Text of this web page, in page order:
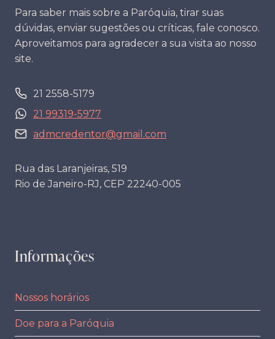
Para saber mais sobre a Paróquia, tirar suas
dúvidas, enviar sugestões ou críticas, fale conosco.
Aproveitamos para agradecer a sua visita ao nosso
site.
21 2558-5179
21 99319-5977
admcredentor@gmail.com
Rua das Laranjeiras, 519
Rio de Janeiro-RJ, CEP 22240-005
Informações
Nossos horários
Doe para a Paróquia